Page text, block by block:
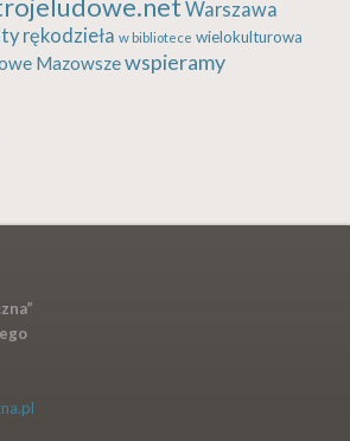
Warszawa
rękodzieła w bibliotece wielokulturowa
Mazowszewspieramy